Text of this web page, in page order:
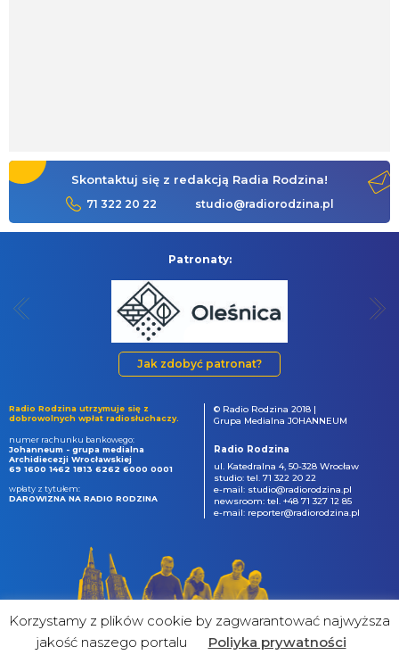
Skontaktuj się z redakcją Radia Rodzina!
71 322 20 22 studio@radiorodzina.pl
Patronaty:
Jak zdobyć patronat?
Radio Rodzina utrzymuje się z
dobrowolnych wpłat radiosłuchaczy.
numer rachunku bankowego:
Johanneum - grupa medialna
Archidiecezji Wrocławskiej
69 1600 1462 1813 6262 6000 0001
wpłaty z tytułem:
DAROWIZNA NA RADIO RODZINA
© Radio Rodzina 2018 |
Grupa Medialna JOHANNEUM
Radio Rodzina
ul. Katedralna 4, 50-328 Wrocław
studio: tel. 71 322 20 22
e-mail: studio@radiorodzina.pl
newsroom: tel. +48 71 327 12 85
e-mail: reporter@radiorodzina.pl
Korzystamy z plików cookie by zagwarantować najwyższa
jakość naszego portalu
Poliyka prywatności